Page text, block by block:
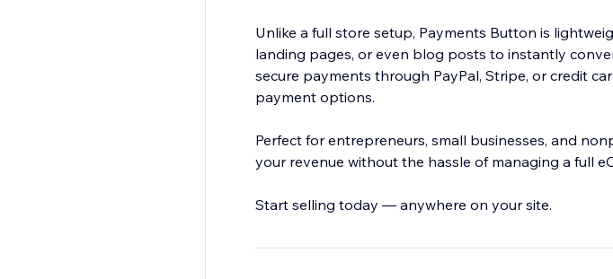
Unlike a full store setup, Payments Button is
landing pages, or even blog posts to instantly
secure payments through PayPal, Stripe, or credit
payment options.
Perfect for entrepreneurs, small businesses, and
your revenue without the hassle of managing a full
Start selling today — anywhere on your site.